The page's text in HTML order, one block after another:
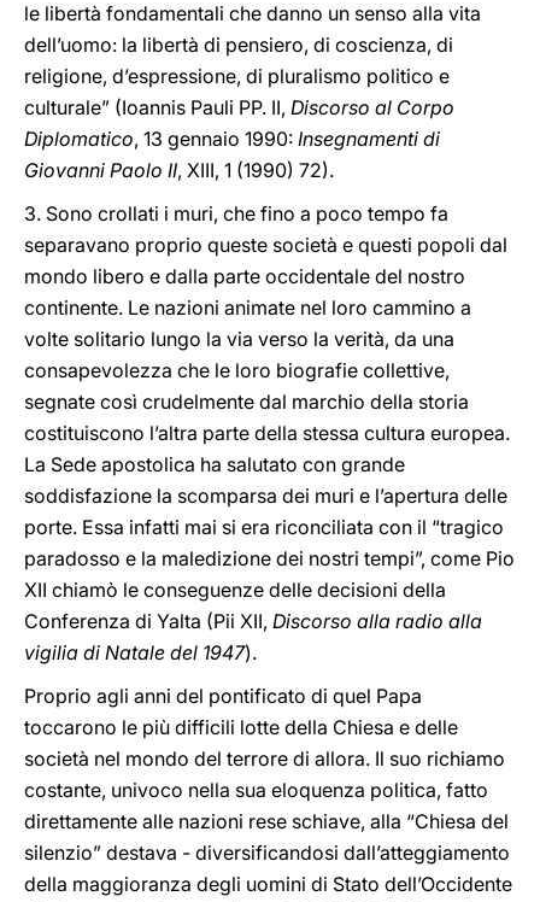
le libertà fondamentali che danno un senso alla vita
dell’uomo: la libertà di pensiero, di coscienza, di
religione, d’espressione, di pluralismo politico e
culturale” (Ioannis Pauli PP. II, Discorso al Corpo
Diplomatico, 13 gennaio 1990: Insegnamenti di
Giovanni Paolo II, XIII, 1 (1990) 72).
3. Sono crollati i muri, che fino a poco tempo fa
separavano proprio queste società e questi popoli dal
mondo libero e dalla parte occidentale del nostro
continente. Le nazioni animate nel loro cammino a
volte solitario lungo la via verso la verità, da una
consapevolezza che le loro biografie collettive,
segnate così crudelmente dal marchio della storia
costituiscono l’altra parte della stessa cultura europea.
La Sede apostolica ha salutato con grande
soddisfazione la scomparsa dei muri e l’apertura delle
porte. Essa infatti mai si era riconciliata con il “tragico
paradosso e la maledizione dei nostri tempi”, come Pio
XII chiamò le conseguenze delle decisioni della
Conferenza di Yalta (Pii XII, Discorso alla radio alla
vigilia di Natale del 1947).
Proprio agli anni del pontificato di quel Papa
toccarono le più difficili lotte della Chiesa e delle
società nel mondo del terrore di allora. Il suo richiamo
costante, univoco nella sua eloquenza politica, fatto
direttamente alle nazioni rese schiave, alla “Chiesa del
silenzio” destava - diversificandosi dall’atteggiamento
della maggioranza degli uomini di Stato dell’Occidente